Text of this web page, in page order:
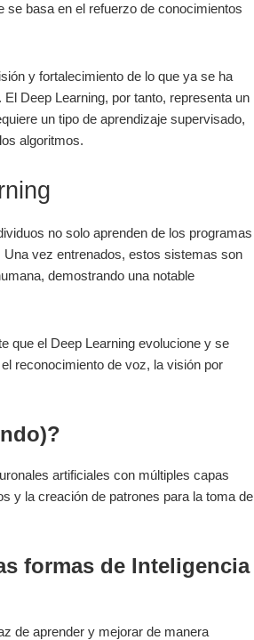
basa en el refuerzo de​ conocimientos
y fortalecimiento de lo que ya se ha
Deep Learning, por tanto, representa un
un⁢ tipo de aprendizaje⁤ supervisado,
algoritmos.
no solo aprenden de los programas
vez entrenados, estos sistemas son
demostrando una ⁢notable
que el Deep Learning evolucione y se
​reconocimiento de voz, la ‍visión por
artificiales con ​múltiples capas
y​ la⁣ creación de patrones para‌ la toma ​de
formas de​ Inteligencia‌
de aprender y mejorar de manera